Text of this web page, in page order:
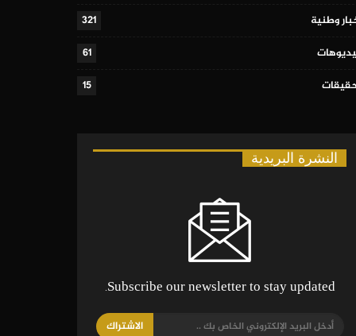
وطنية
321
61
15
النشرة البريدية
Subscribe our newsletter to stay updated.
الاشتراك